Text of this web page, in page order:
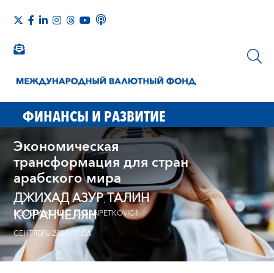
ФИНАНСЫ И РАЗВИТИЕ
Экономическая
трансформация для стран
арабского мира
ДЖИХАД АЗУР, ТАЛИН
КОРАНЧЕЛЯН
СЕНТЯБРЬ 2023 ГОДА
ИЗОБРАЖЕНИЕ: DUSANPETKOVIC1